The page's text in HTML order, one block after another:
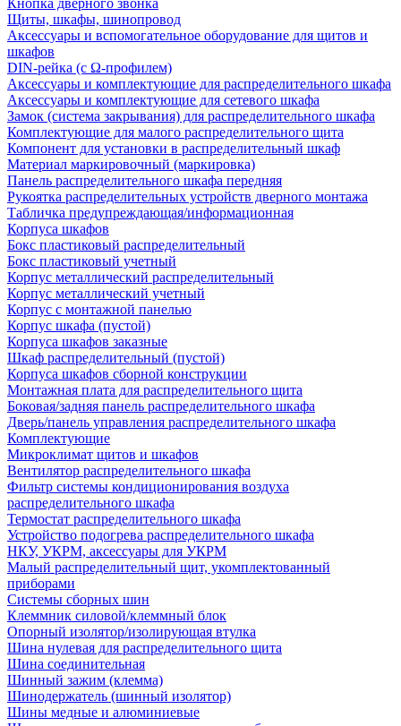
Кнопка дверного звонка
Щиты, шкафы, шинопровод
Аксессуары и вспомогательное оборудование для щитов и
шкафов
DIN-рейка (с Ω-профилем)
Аксессуары и комплектующие для распределительного шкафа
Аксессуары и комплектующие для сетевого шкафа
Замок (система закрывания) для распределительного шкафа
Комплектующие для малого распределительного щита
Компонент для установки в распределительный шкаф
Материал маркировочный (маркировка)
Панель распределительного шкафа передняя
Рукоятка распределительных устройств дверного монтажа
Табличка предупреждающая/информационная
Корпуса шкафов
Бокс пластиковый распределительный
Бокс пластиковый учетный
Корпус металлический распределительный
Корпус металлический учетный
Корпус с монтажной панелью
Корпус шкафа (пустой)
Корпуса шкафов заказные
Шкаф распределительный (пустой)
Корпуса шкафов сборной конструкции
Монтажная плата для распределительного щита
Боковая/задняя панель распределительного шкафа
Дверь/панель управления распределительного шкафа
Комплектующие
Микроклимат щитов и шкафов
Вентилятор распределительного шкафа
Фильтр системы кондиционирования воздуха
распределительного шкафа
Термостат распределительного шкафа
Устройство подогрева распределительного шкафа
НКУ, УКРМ, аксессуары для УКРМ
Малый распределительный щит, укомплектованный
приборами
Системы сборных шин
Клеммник силовой/клеммный блок
Опорный изолятор/изолирующая втулка
Шина нулевая для распределительного щита
Шина соединительная
Шинный зажим (клемма)
Шинодержатель (шинный изолятор)
Шины медные и алюминиевые